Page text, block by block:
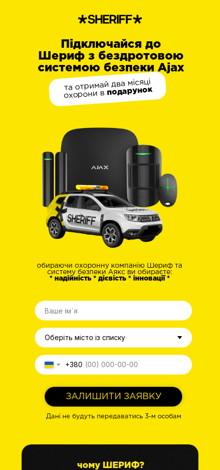
чому ШЕРИФ?
обираючи охоронну компанію Шериф та
систему безпеки Аякс ви обираєте:
* надійність * дієвість * інновації *
Підключайся до
Шериф з бездротовою
системою безпеки Ajax
та отримай два місяці
охорони вподарунок
+380
ЗАЛИШИТИ ЗАЯВКУ
Дані не будуть передаватись 3-м особам